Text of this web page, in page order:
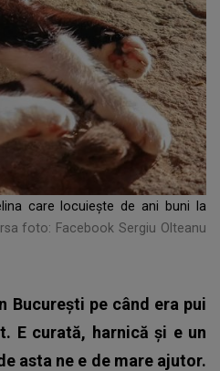
care locuiește de ani buni la
foto: Facebook Sergiu Olteanu
Bucureşti pe când era pui
E curată, harnică şi e un
asta ne e de mare ajutor.